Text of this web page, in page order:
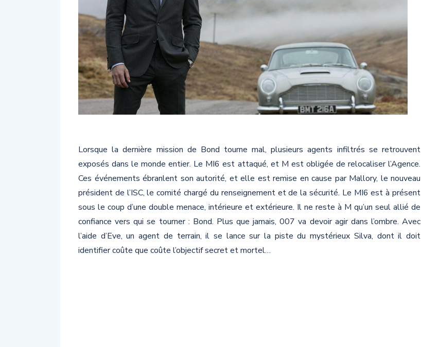
Lorsque la dernière mission de Bond tourne mal, plusieurs agents infiltrés se retrouvent
exposés dans le monde entier. Le MI6 est attaqué, et M est obligée de relocaliser l’Agence.
Ces événements ébranlent son autorité, et elle est remise en cause par Mallory, le nouveau
président de l’ISC, le comité chargé du renseignement et de la sécurité. Le MI6 est à présent
sous le coup d’une double menace, intérieure et extérieure. Il ne reste à M qu’un seul allié de
confiance vers qui se tourner : Bond. Plus que jamais, 007 va devoir agir dans l’ombre. Avec
l’aide d’Eve, un agent de terrain, il se lance sur la piste du mystérieux Silva, dont il doit
identifier coûte que coûte l’objectif secret et mortel…